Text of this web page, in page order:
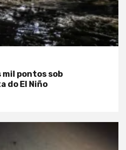
mil pontos sob
do El Niño